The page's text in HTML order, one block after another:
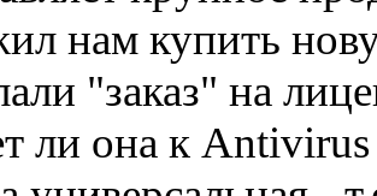
нам купить
"заказ" на
ли она к